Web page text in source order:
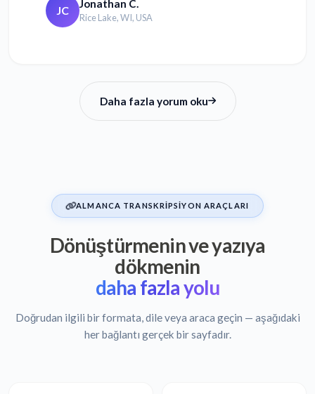
JC Jonathan C.
Rice Lake, WI, USA
Daha fazla yorum oku
ALMANCA TRANSKRIPSIYON ARAÇLARI
Dönüştürmenin ve yazıya
dökmenin
daha fazla yolu
Doğrudan ilgili bir formata, dile veya araca geçin — aşağıdaki
her bağlantı gerçek bir sayfadır.